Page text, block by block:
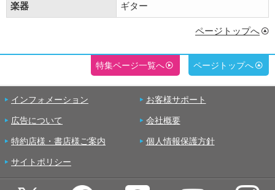
楽器 ギター
ページトップへ
特集ページ一覧へ ページトップへ
インフォメーション お客様サポート
広告について 会社概要
特約店様・書店様ご案内 個人情報保護方針
サイトポリシー